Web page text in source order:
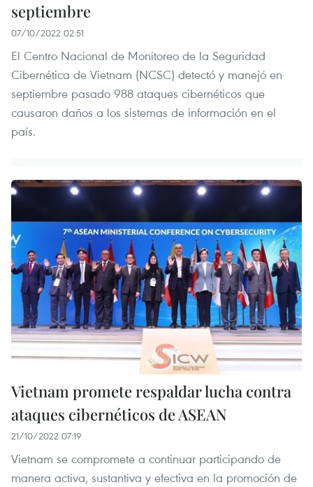
septiembre
07/10/2022 02:51
El Centro Nacional de Monitoreo de la Seguridad
Cibernética de Vietnam (NCSC) detectó y manejó en
septiembre pasado 988 ataques cibernéticos que
causaron daños a los sistemas de información en el
país.
Vietnam promete respaldar lucha contra
ataques cibernéticos de ASEAN
21/10/2022 07:19
Vietnam se compromete a continuar participando de
manera activa, sustantiva y efectiva en la promoción de